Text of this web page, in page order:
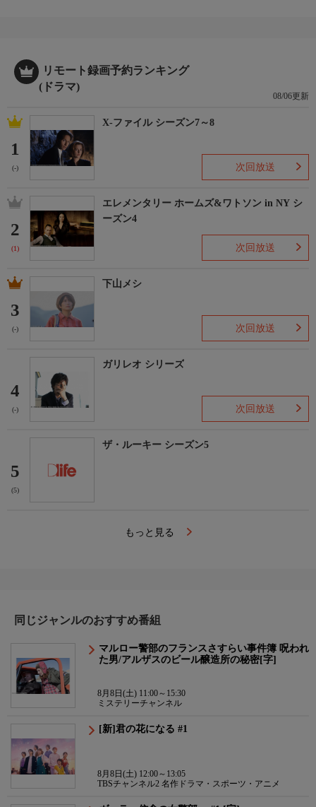
出演：村上弘明、加藤 剛、高橋かおり、綿引勝彦、筒井真理
子、井田國彦 ほか
【サブタイトル】
【放送・製作】
2008年初放送
【話数】
-
-
リモート録画予約ランキング
(ドラマ)
08/06更新
1
(-)
X-ファイル シーズン7～8
次回放送
2
(1)
エレメンタリー ホームズ&ワトソン in NY シ
ーズン4
次回放送
3
(-)
下山メシ
次回放送
4
(-)
ガリレオ シリーズ
次回放送
5
(5)
ザ・ルーキー シーズン5
もっと見る
同じジャンルのおすすめ番組
マルロー警部のフランスさすらい事件簿 呪われ
た男/アルザスのビール醸造所の秘密[字]
8月8日(土) 11:00～15:30
ミステリーチャンネル
[新]君の花になる #1
8月8日(土) 12:00～13:05
TBSチャンネル2 名作ドラマ・スポーツ・アニメ